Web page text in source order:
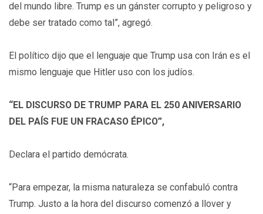
del mundo libre. Trump es un gánster corrupto y peligroso y
debe ser tratado como tal”, agregó.
El político dijo que el lenguaje que Trump usa con Irán es el
mismo lenguaje que Hitler uso con los judíos.
“EL DISCURSO DE TRUMP PARA EL 250 ANIVERSARIO
DEL PAÍS FUE UN FRACASO ÉPICO”,
Declara el partido demócrata.
“Para empezar, la misma naturaleza se confabuló contra
Trump. Justo a la hora del discurso comenzó a llover y